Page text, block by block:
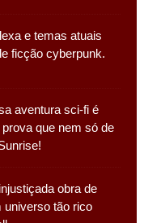
e temas atuais
ficção cyberpunk.
aventura sci-fi é
que nem só de
obra de
universo tão rico